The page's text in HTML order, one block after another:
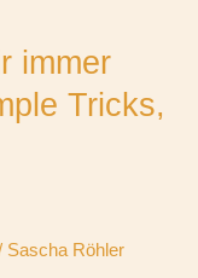
immer
Tricks,
Sascha Röhler